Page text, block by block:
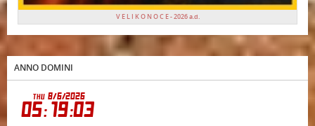
V E L I K O N O C E - 2026 a.d.
ANNO DOMINI